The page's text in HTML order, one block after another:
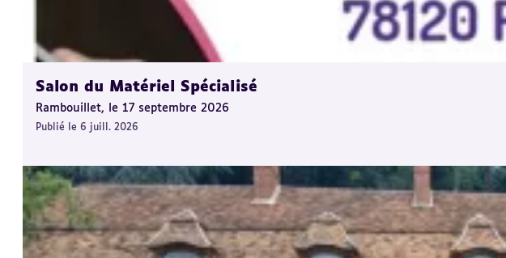
Salon du Matériel Spécialisé
Rambouillet, le 17 septembre 2026
Publié le 6 juill. 2026